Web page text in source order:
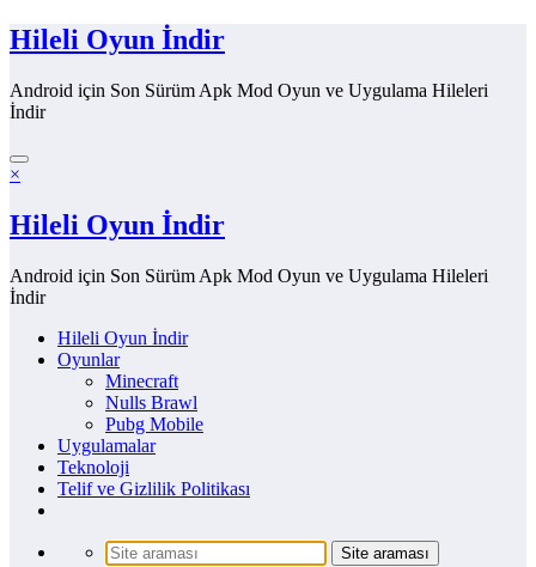
İçeriğe
atla
Hileli Oyun İndir
Android için Son Sürüm Apk Mod Oyun ve Uygulama Hileleri
İndir
×
Hileli Oyun İndir
Android için Son Sürüm Apk Mod Oyun ve Uygulama Hileleri
İndir
Hileli Oyun İndir
Oyunlar
Minecraft
Nulls Brawl
Pubg Mobile
Uygulamalar
Teknoloji
Telif ve Gizlilik Politikası